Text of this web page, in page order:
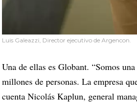
Luis Galeazzi, Director ejecutivo de Argencon.
Una de ellas es Globant. “Somos
millones de personas. La empresa
cuenta Nicolás Kaplun, general